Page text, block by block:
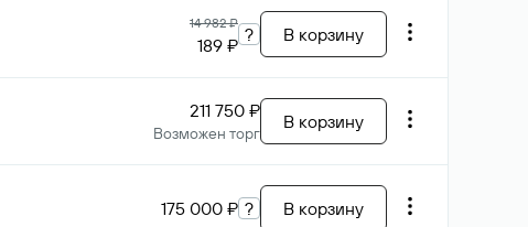
14 982 ₽
189 ₽ ? В корзину
211 750 ₽
Возможен торг
В корзину
175 000 ₽ ? В корзину